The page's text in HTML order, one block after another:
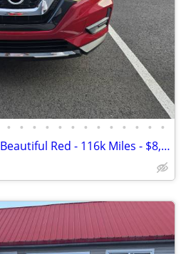
• • • • • • • • • • • • •
2017 Nissan Rogue SV - Beautiful Red - 116k Miles - $8,300